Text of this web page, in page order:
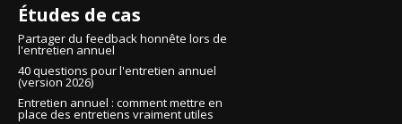
Études de cas
Partager du feedback honnête lors de
l'entretien annuel
40 questions pour l'entretien annuel
(version 2026)
Entretien annuel : comment mettre en
place des entretiens vraiment utiles